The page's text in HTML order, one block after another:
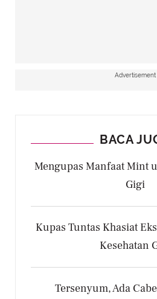
Advertisement
BACA
Mengupas Manfaat Mint
Gigi
Kupas Tuntas Khasiat
Kesehatan
Tersenyum, Ada